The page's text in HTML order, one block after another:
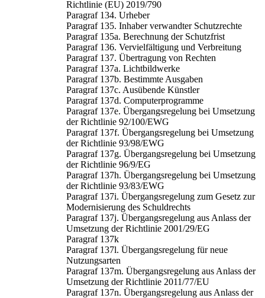
Richtlinie (EU) 2019/790
Paragraf 134. Urheber
Paragraf 135. Inhaber verwandter Schutzrechte
Paragraf 135a. Berechnung der Schutzfrist
Paragraf 136. Vervielfältigung und Verbreitung
Paragraf 137. Übertragung von Rechten
Paragraf 137a. Lichtbildwerke
Paragraf 137b. Bestimmte Ausgaben
Paragraf 137c. Ausübende Künstler
Paragraf 137d. Computerprogramme
Paragraf 137e. Übergangsregelung bei Umsetzung
der Richtlinie 92/100/EWG
Paragraf 137f. Übergangsregelung bei Umsetzung
der Richtlinie 93/98/EWG
Paragraf 137g. Übergangsregelung bei Umsetzung
der Richtlinie 96/9/EG
Paragraf 137h. Übergangsregelung bei Umsetzung
der Richtlinie 93/83/EWG
Paragraf 137i. Übergangsregelung zum Gesetz zur
Modernisierung des Schuldrechts
Paragraf 137j. Übergangsregelung aus Anlass der
Umsetzung der Richtlinie 2001/29/EG
Paragraf 137k
Paragraf 137l. Übergangsregelung für neue
Nutzungsarten
Paragraf 137m. Übergangsregelung aus Anlass der
Umsetzung der Richtlinie 2011/77/EU
Paragraf 137n. Übergangsregelung aus Anlass der